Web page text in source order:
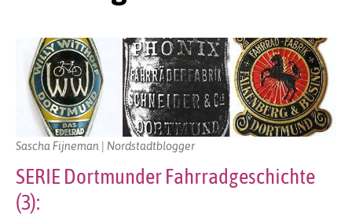
SERIE Dortmunder Fahrradgeschichte
(3):
Sascha Fijneman | Nordstadtblogger